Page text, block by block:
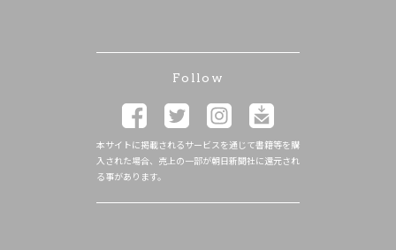
Follow
本サイトに掲載されるサービスを通じて書籍等を購
入された場合、売上の一部が朝日新聞社に還元され
る事があります。